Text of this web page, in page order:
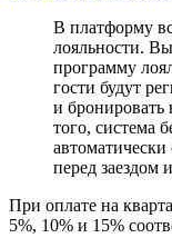
В платформу
лояльности.
программу
гости будут
и
того, система
перед заездом
При оплате на
5%, 10% и 15%